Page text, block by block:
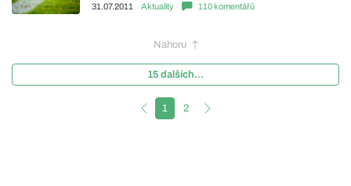
31.07.2011 Aktuality 110 komentářů
Nahoru
15 dalších...
1 2